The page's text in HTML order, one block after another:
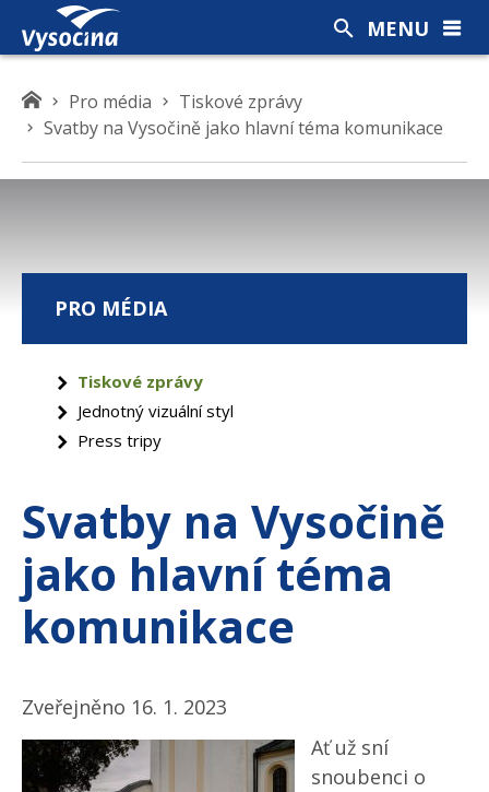
K
d
s
Pro média
Tiskové zprávy
Svatby na Vysočině jako hlavní téma komunikace
Svatby na Vysočině
jako hlavní téma
komunikace
Zveřejněno 16. 1. 2023
Ať už sní
snoubenci o
PRO MÉDIA
Tiskové zprávy
Jednotný vizuální styl
Press tripy
MENU